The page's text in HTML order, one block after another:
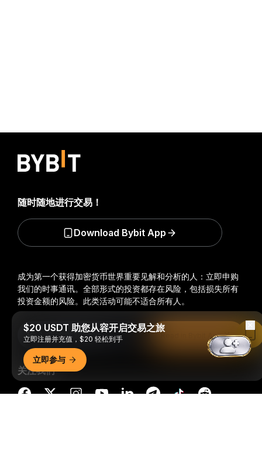
成为第一个获得加密货币世界重要见解和分析的人：立即申购
我们的时事通讯。 全部形式的投资都存在风险，包括损失所有
投资金额的风险。此类活动可能不适合所有人。
关注我们
随时随地进行交易！
Download Bybit App
$20 USDT 助您从容开启交易之旅
立即注册并充值，$20 轻松到手
立即参与
Read in Bybit App